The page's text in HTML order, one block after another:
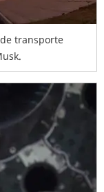
transporte